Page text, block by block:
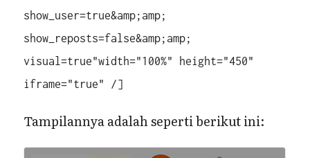
show_user=true&amp;amp;
show_reposts=false&amp;amp;
visual=true"width="100%" height="450"
iframe="true" /]
Tampilannya adalah seperti berikut ini: